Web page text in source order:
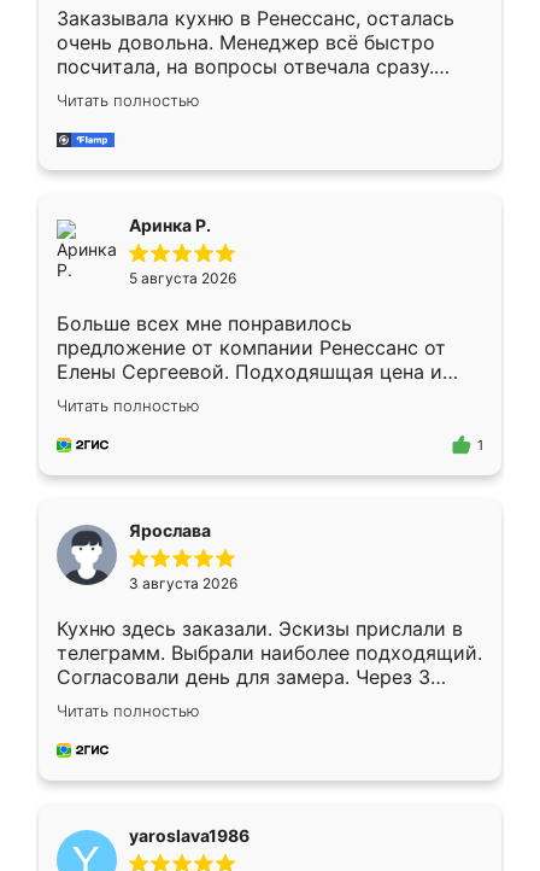
Заказывала кухню в Ренессанс, осталась
очень довольна. Менеджер всё быстро
посчитала, на вопросы отвечала сразу.
Замерщик приехал в субботу, подошёл к
делу со всей ответственностью. Собрали
за день, ребята работали аккуратно, даже
Читать полностью
Аринка Р.
5 августа 2026
Больше всех мне понравилось
предложение от компании Ренессанс от
Елены Сергеевой. Подходяшщая цена и
короткие сроки изготовления. Приехавший
для замера сотрудник Владислав
предложил по моему эскизу самый
Читать полностью
1
Ярослава
3 августа 2026
Кухню здесь заказали. Эскизы прислали в
телеграмм. Выбрали наиболее подходящий.
Согласовали день для замера. Через 3
недели кухня была уже готова. Остались
довольны работой. Спасибо Ренессанс
мебель за качественную работу!
Читать полностью
yaroslava1986